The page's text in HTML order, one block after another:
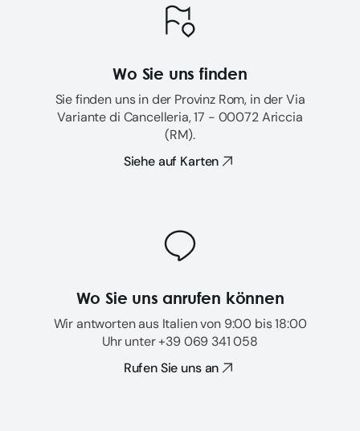
Wo Sie uns finden
Sie finden uns in der Provinz Rom, in der Via
Variante di Cancelleria, 17 - 00072 Ariccia
(RM).
Siehe auf Karten
Wo Sie uns anrufen können
Wir antworten aus Italien von 9:00 bis 18:00
Uhr unter +39 069 341 058
Rufen Sie uns an